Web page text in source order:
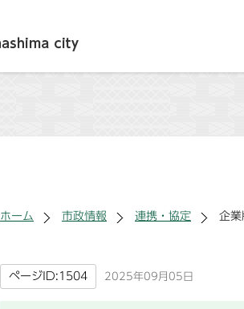
ホーム 市政情報 連携・協定 企業
ページID:1504 2025年09月05日